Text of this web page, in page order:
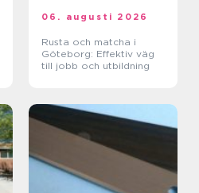
06. augusti 2026
Rusta och matcha i
Göteborg: Effektiv väg
till jobb och utbildning